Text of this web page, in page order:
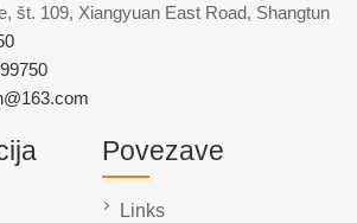
št. 109, Xiangyuan East Road, Shangtun
Povezave
Links